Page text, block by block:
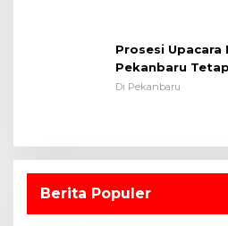
Prosesi Upacara
Pekanbaru
Dalam Ruangan
Di Pekanbaru
Berita Populer